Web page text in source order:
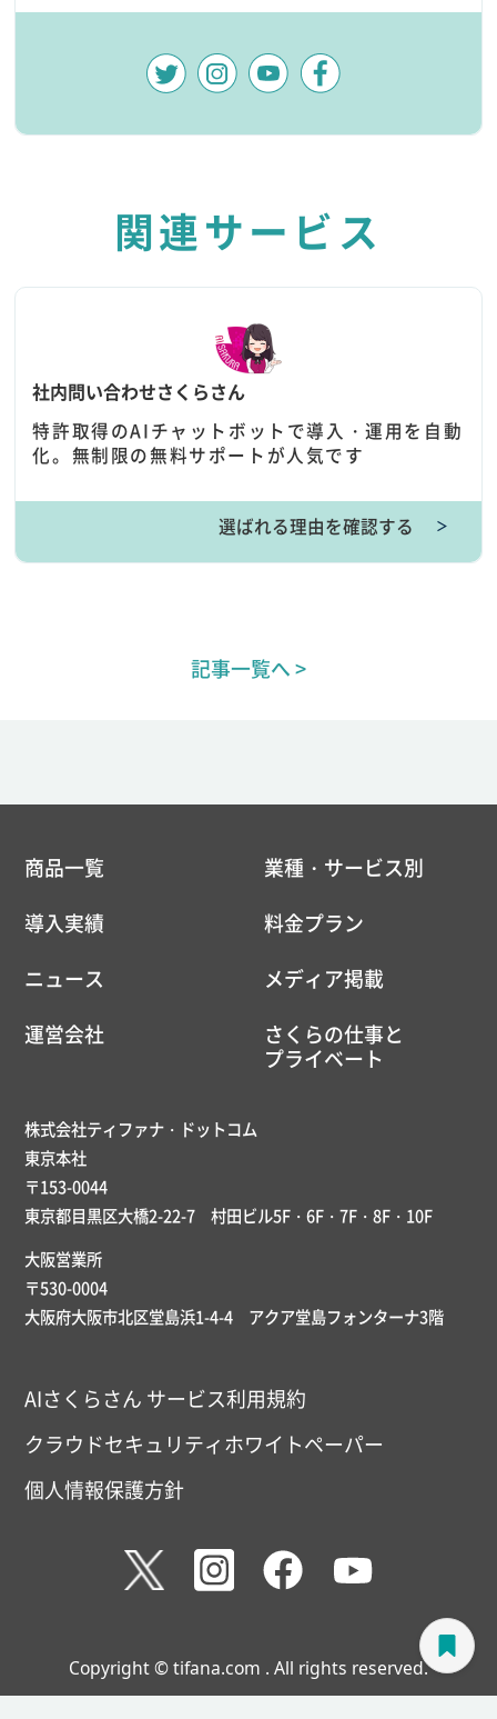
関連サービス
社内問い合わせさくらさん
特許取得のAIチャットボットで導入・運用を自動
化。無制限の無料サポートが人気です
選ばれる理由を確認する ＞
記事一覧へ >
商品一覧
業種・サービス別
導入実績
料金プラン
ニュース
メディア掲載
運営会社
さくらの仕事と
プライベート
株式会社ティファナ・ドットコム
東京本社
〒153-0044
東京都目黒区大橋2-22-7 村田ビル5F・6F・7F・8F・10F
大阪営業所
〒530-0004
大阪府大阪市北区堂島浜1-4-4 アクア堂島フォンターナ3階
AIさくらさん サービス利用規約
クラウドセキュリティホワイトペーパー
個人情報保護方針
Copyright © tifana.com . All rights reserved.